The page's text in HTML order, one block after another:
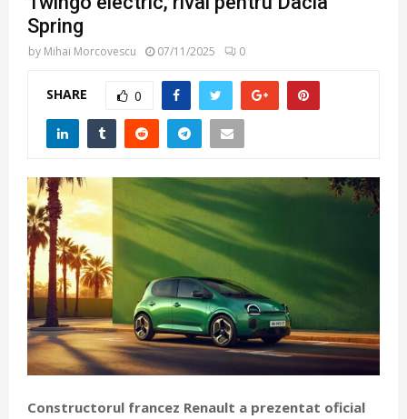
Spring
by Mihai Morcovescu 07/11/2025 0
SHARE 0
Constructorul francez Renault a prezentat oficial